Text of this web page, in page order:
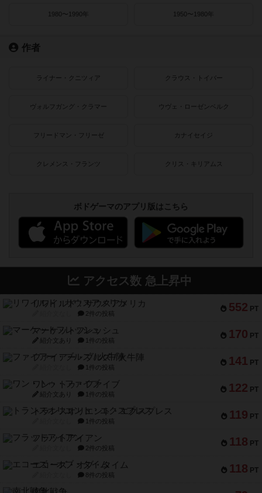
1980〜1990年 1950〜1980年
作者
ライナー・クニツィア クラウス・トイバー
ヴォルフガング・クラマー ウヴェ・ローゼンベルク
フリードマン・フリーゼ カナイセイジ
クレメンス・フランツ クリス・キリアムス
ボドゲーマのアプリ版はこちら
アクセス数 急上昇中
552 PT
リワイルド：サウスアメリカ
2件の投稿
170 PT
マーケットフレッシュ
紹介文あり 1件の投稿
141 PT
ファイアー・ブルズ / 火牛陣
1件の投稿
122 PT
ワン・トゥ・ファイブ
紹介文あり 1件の投稿
119 PT
トランスオリエント・エクスプレス
1件の投稿
118 PT
フラットアイアン
2件の投稿
118 PT
エコーズ・オブ・タイム
8件の投稿